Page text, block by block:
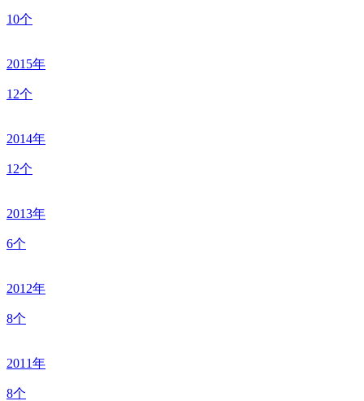
10个
2015年
12个
2014年
12个
2013年
6个
2012年
8个
2011年
8个